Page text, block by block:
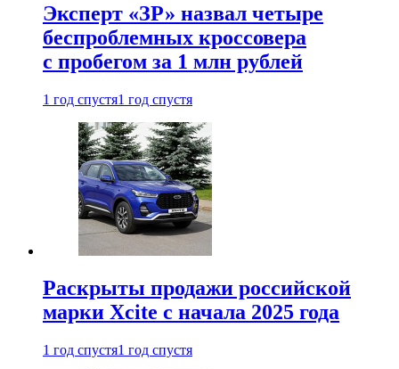
Эксперт «ЗР» назвал четыре
беспроблемных кроссовера
с пробегом за 1 млн рублей
1 год спустя1 год спустя
Раскрыты продажи российской
марки Xcite с начала 2025 года
1 год спустя1 год спустя